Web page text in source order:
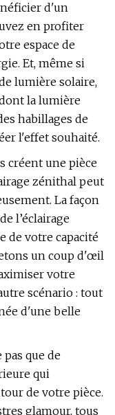
d'un
en profiter
espace de
Et, même si
lumière solaire,
la lumière
habillages de
l'effet souhaité.
créent une pièce
zénithal peut
La façon
l’éclairage
de votre capacité
un coup d'œil
votre
scénario : tout
d'une belle
pas que de
qui
de votre pièce.
glamour, tous